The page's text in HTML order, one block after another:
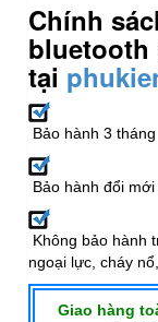
Chính
bluetooth
tại
Bảo hành 3 tháng
Bảo hành đổi
Không bảo hành
ngoại lực, cháy
Giao hàng